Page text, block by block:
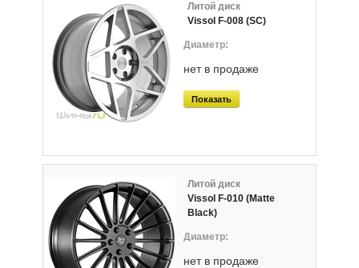
Литой диск
Vissol F-008 (SC)
нет в продаже
Показать
Литой диск
Vissol F-010 (Matte
Black)
нет в продаже